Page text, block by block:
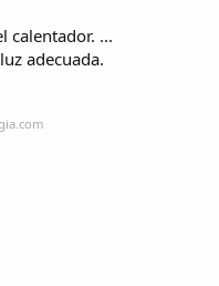
calentador. ...
adecuada.